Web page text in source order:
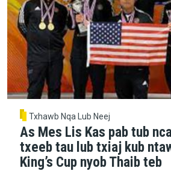
Txhawb Nqa Lub Neej
As Mes Lis Kas pab tub
txeeb tau lub txiaj kub
King’s Cup nyob Thaib teb